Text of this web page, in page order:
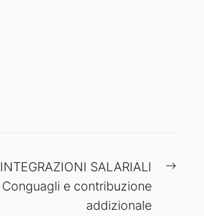
Next
INTEGRAZIONI SALARIALI
Conguagli e contribuzione
addizionale